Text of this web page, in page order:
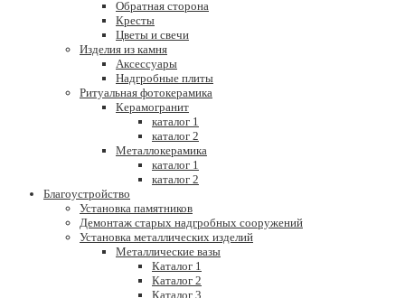
Обратная сторона
Кресты
Цветы и свечи
Изделия из камня
Аксессуары
Надгробные плиты
Ритуальная фотокерамика
Керамогранит
каталог 1
каталог 2
Металлокерамика
каталог 1
каталог 2
Благоустройство
Установка памятников
Демонтаж старых надгробных сооружений
Установка металлических изделий
Металлические вазы
Каталог 1
Каталог 2
Каталог 3